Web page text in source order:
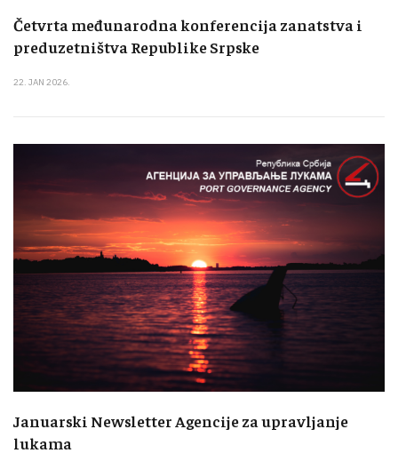
Četvrta međunarodna konferencija zanatstva i
preduzetništva Republike Srpske
22. JAN 2026.
Januarski Newsletter Agencije za upravljanje
lukama